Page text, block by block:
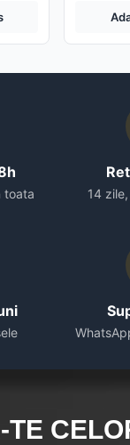
toata
14